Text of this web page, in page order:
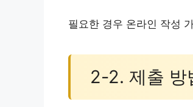
필요한 경우 온라인 작성
2-2. 제출 방